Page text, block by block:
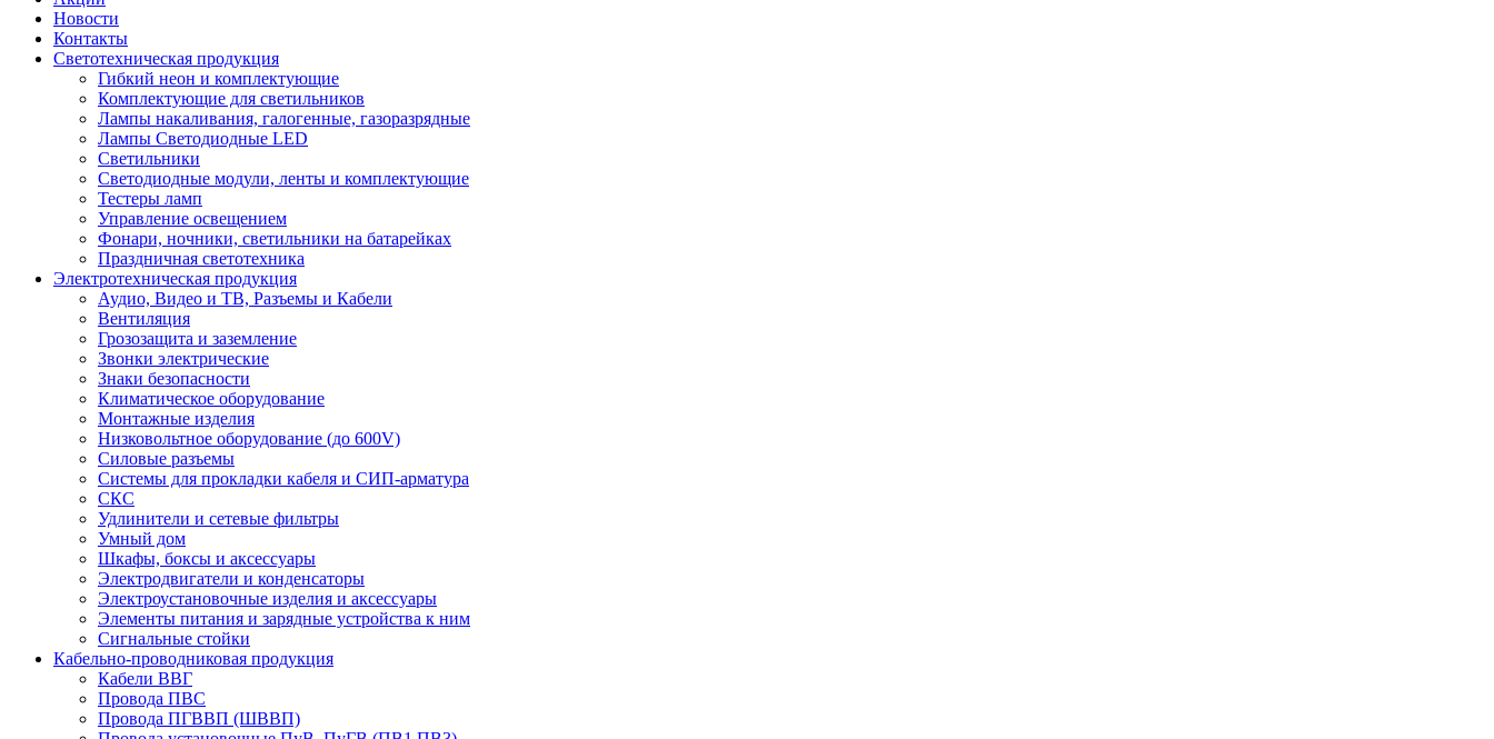
Новости
Контакты
Светотехническая продукция
Гибкий неон и комплектующие
Комплектующие для светильников
Лампы накаливания, галогенные, газоразрядные
Лампы Светодиодные LED
Светильники
Светодиодные модули, ленты и комплектующие
Тестеры ламп
Управление освещением
Фонари, ночники, светильники на батарейках
Праздничная светотехника
Электротехническая продукция
Аудио, Видео и ТВ, Разъемы и Кабели
Вентиляция
Грозозащита и заземление
Звонки электрические
Знаки безопасности
Климатическое оборудование
Монтажные изделия
Низковольтное оборудование (до 600V)
Силовые разъемы
Системы для прокладки кабеля и СИП-арматура
СКС
Удлинители и сетевые фильтры
Умный дом
Шкафы, боксы и аксессуары
Электродвигатели и конденсаторы
Электроустановочные изделия и аксессуары
Элементы питания и зарядные устройства к ним
Сигнальные стойки
Кабельно-проводниковая продукция
Кабели ВВГ
Провода ПВС
Провода ПГВВП (ШВВП)